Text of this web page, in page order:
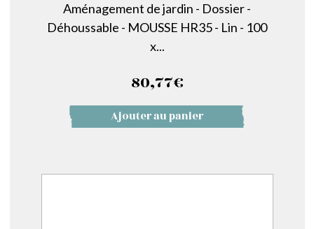
Aménagement de jardin - Dossier -
Déhoussable - MOUSSE HR35 - Lin - 100
x...
80,77€
Ajouter au panier